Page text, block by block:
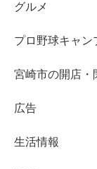
グルメ
プロ野球キャン
宮崎市の開店・
広告
生活情報